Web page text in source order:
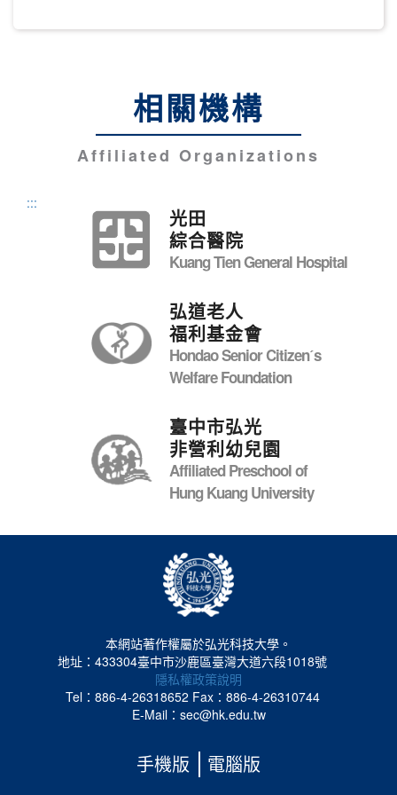
相關機構
Affiliated Organizations
:::
光田
綜合醫院
Kuang Tien General Hospital
弘道老人
福利基金會
Hondao Senior Citizenˊs
Welfare Foundation
臺中市弘光
非營利幼兒園
Affiliated Preschool of
Hung Kuang University
本網站著作權屬於弘光科技大學。
地址：433304臺中市沙鹿區臺灣大道六段1018號
隱私權政策說明
Tel：886-4-26318652 Fax：886-4-26310744
E-Mail：sec@hk.edu.tw
手機版 電腦版